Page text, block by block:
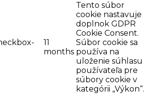
11
months
Tento súbor
cookie nastavuje
doplnok GDPR
Cookie Consent.
Súbor cookie sa
používa na
uloženie súhlasu
používateľa pre
súbory cookie v
kategórii „Výkon“.